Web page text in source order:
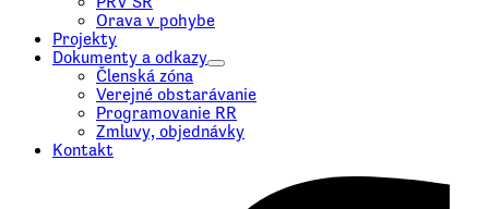
Orava v pohybe
Projekty
Dokumenty a odkazy
Členská zóna
Verejné obstarávanie
Programovanie RR
Zmluvy, objednávky
Kontakt